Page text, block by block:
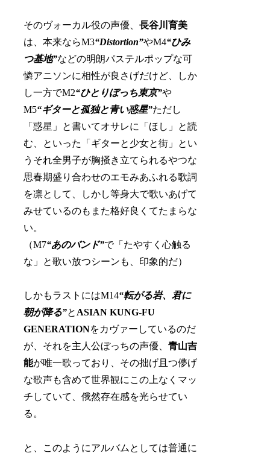
そのヴォーカル役の声優、長谷川育美
は、本来ならM3“Distortion”やM4“ひみ
つ基地”などの明朗パステルポップな可
憐アニソンに相性が良さげだけど、しか
し一方でM2“ひとりぼっち東京”や
M5“ギターと孤独と青い惑星”ただし
「惑星」と書いてオサレに「ほし」と読
む、といった「ギターと少女と街」とい
うそれ全男子が胸掻き立てられるやつな
思春期盛り合わせのエモみあふれる歌詞
を凛として、しかし等身大で歌いあげて
みせているのもまた格好良くてたまらな
い。
（M7“あのバンド”で「たやすく心触る
な」と歌い放つシーンも、印象的だ）
しかもラストにはM14“転がる岩、君に
朝が降る”と ASIAN KUNG-FU
GENERATIONをカヴァーしているのだ
が、それを主人公ぼっちの声優、青山吉
能が唯一歌っており、その拙げ且つ儚げ
な歌声も含めて世界観にこの上なくマッ
チしていて、俄然存在感を光らせてい
る。
と、このようにアルバムとしては普通に